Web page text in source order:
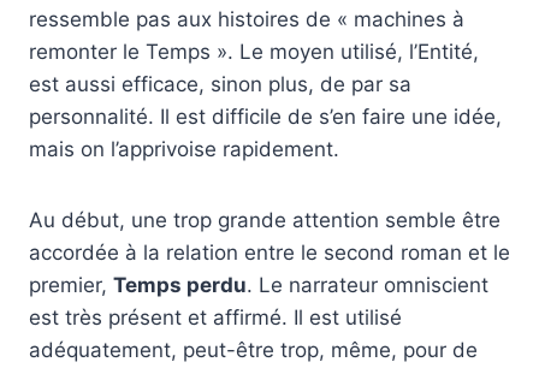
ressemble pas aux histoires de « machines à
remonter le Temps ». Le moyen utilisé, l’Entité,
est aussi efficace, sinon plus, de par sa
personnalité. Il est difficile de s’en faire une idée,
mais on l’apprivoise rapidement.
Au début, une trop grande attention semble être
accordée à la relation entre le second roman et le
premier, Temps perdu. Le narrateur omniscient
est très présent et affirmé. Il est utilisé
adéquatement, peut-être trop, même, pour de